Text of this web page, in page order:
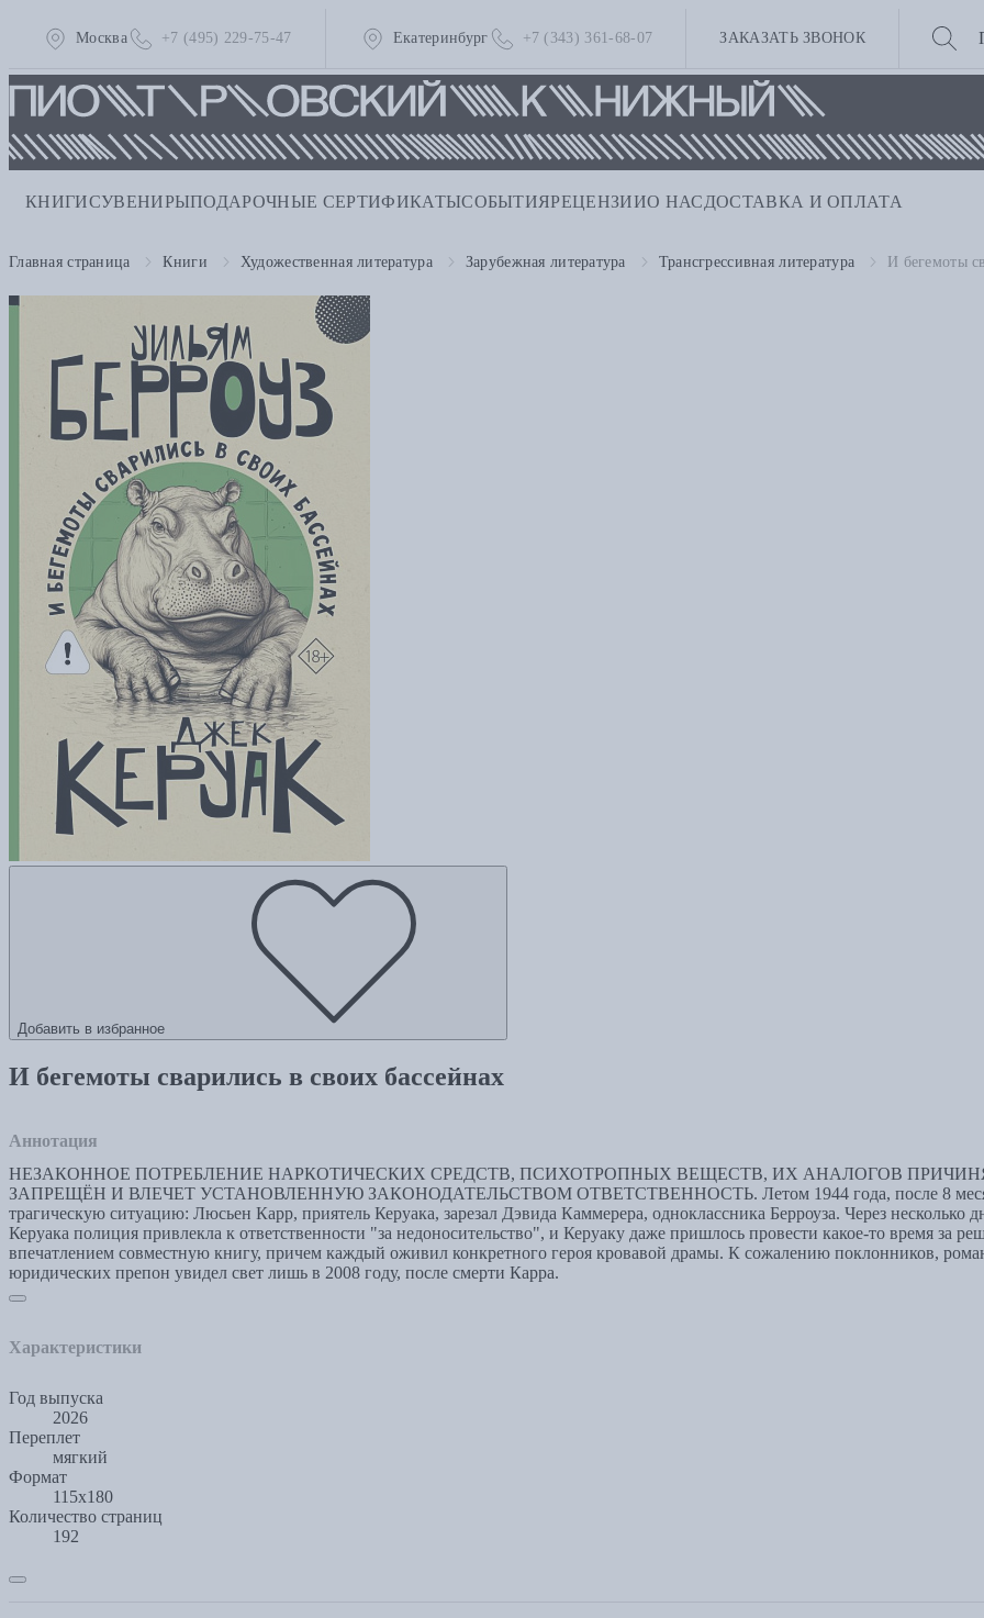
Москва +7 (495) 229-75-47 Екатеринбург +7 (343) 361-68-07 ЗАКАЗАТЬ ЗВОНОК
КНИГИСУВЕНИРЫПОДАРОЧНЫЕ СЕРТИФИКАТЫСОБЫТИЯРЕЦЕНЗИИО НАС ДОСТАВКА И ОПЛАТА
Главная страница Книги Художественная литература Зарубежная литература Трансгрессивная литература И бегемоты
Добавить в избранное
И бегемоты сварились в своих бассейнах
Аннотация
НЕЗАКОННОЕ ПОТРЕБЛЕНИЕ НАРКОТИЧЕСКИХ СРЕДСТВ, ПСИХОТРОПНЫХ ВЕЩЕСТВ, ИХ АНАЛОГОВ
ЗАПРЕЩЁН И ВЛЕЧЕТ УСТАНОВЛЕННУЮ ЗАКОНОДАТЕЛЬСТВОМ ОТВЕТСТВЕННОСТЬ. Летом 1944 года, после 8 месяцев
трагическую ситуацию: Люсьен Карр, приятель Керуака, зарезал Дэвида Каммерера, одноклассника Берроуза. Через несколько
Керуака полиция привлекла к ответственности "за недоносительство", и Керуаку даже пришлось провести какое-то время за
впечатлением совместную книгу, причем каждый оживил конкретного героя кровавой драмы. К сожалению поклонников,
юридических препон увидел свет лишь в 2008 году, после смерти Карра.
Характеристики
Год выпуска
2026
Переплет
мягкий
Формат
115х180
Количество страниц
192